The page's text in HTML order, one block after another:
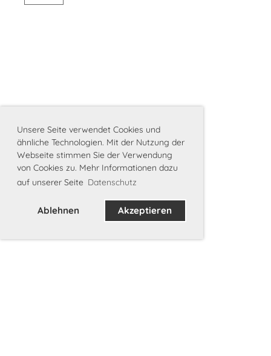
Unsere Seite verwendet Cookies und
ähnliche Technologien. Mit der Nutzung der
Webseite stimmen Sie der Verwendung
von Cookies zu. Mehr Informationen dazu
auf unserer Seite Datenschutz
Ablehnen Akzeptieren